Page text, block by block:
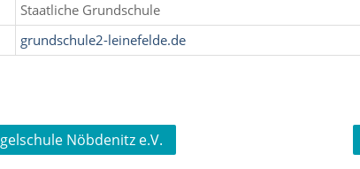
Staatliche Grundschule
grundschule2-leinefelde.de
Nöbdenitz e.V.